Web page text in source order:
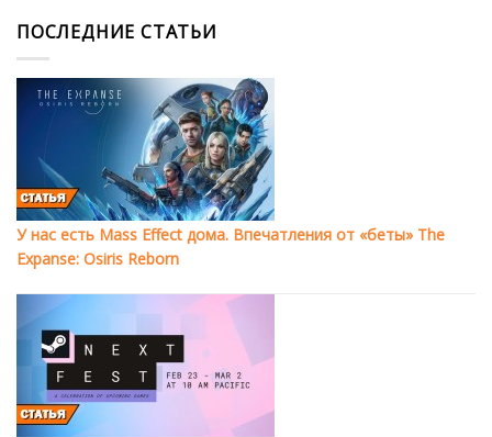
ПОСЛЕДНИЕ СТАТЬИ
У нас есть Mass Effect дома. Впечатления от «беты» The
Expanse: Osiris Reborn